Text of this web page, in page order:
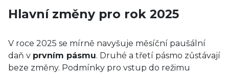
Hlavní změny pro rok 2025
V roce 2025 se mírně navyšuje měsíční paušální
daň v prvním pásmu. Druhé a třetí pásmo zůstávají
beze změny. Podmínky pro vstup do režimu